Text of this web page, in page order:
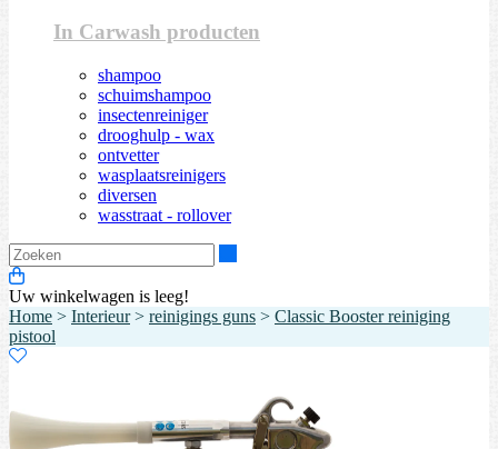
In Carwash producten
shampoo
schuimshampoo
insectenreiniger
drooghulp - wax
ontvetter
wasplaatsreinigers
diversen
wasstraat - rollover
Uw winkelwagen is leeg!
Home > Interieur> reinigings guns > Classic Booster reiniging
pistool